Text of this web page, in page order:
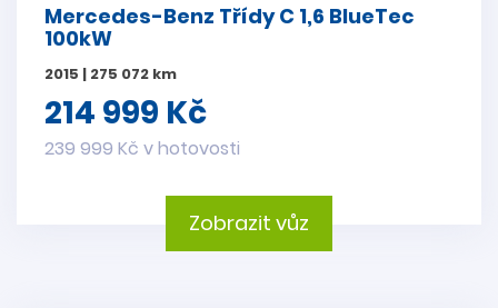
Mercedes-Benz Třídy C 1,6 BlueTec
100kW
2015 | 275 072 km
214 999 Kč
239 999 Kč v hotovosti
Zobrazit vůz